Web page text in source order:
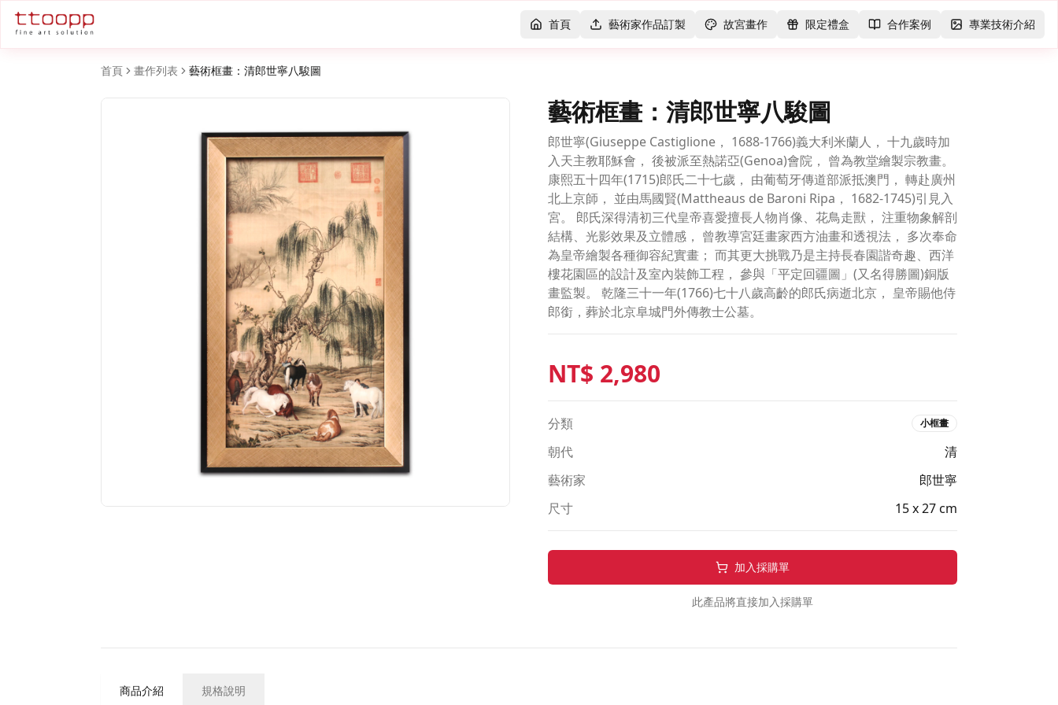
首頁 藝術家作品訂製 故宮畫作 限定禮盒 合作案例 專業技術介紹
首頁 畫作列表 藝術框畫：清郎世寧八駿圖
藝術框畫：清郎世寧八駿圖
郎世寧(Giuseppe Castiglione， 1688-1766)義大利米蘭人， 十九歲時加
入天主教耶穌會， 後被派至熱諾亞(Genoa)會院， 曾為教堂繪製宗教畫。
康熙五十四年(1715)郎氏二十七歲， 由葡萄牙傳道部派抵澳門， 轉赴廣州
北上京師， 並由馬國賢(Mattheaus de Baroni Ripa， 1682-1745)引見入
宮。 郎氏深得清初三代皇帝喜愛擅長人物肖像、花鳥走獸， 注重物象解剖
結構、光影效果及立體感， 曾教導宮廷畫家西方油畫和透視法， 多次奉命
為皇帝繪製各種御容紀實畫； 而其更大挑戰乃是主持長春園諧奇趣、西洋
樓花園區的設計及室內裝飾工程， 參與「平定回疆圖」(又名得勝圖)銅版
畫監製。 乾隆三十一年(1766)七十八歲高齡的郎氏病逝北京， 皇帝賜他侍
郎銜，葬於北京阜城門外傳教士公墓。
NT$ 2,980
分類 小框畫
朝代
清
藝術家
郎世寧
尺寸
15 x 27 cm
加入採購單
此產品將直接加入採購單
商品介紹 規格說明